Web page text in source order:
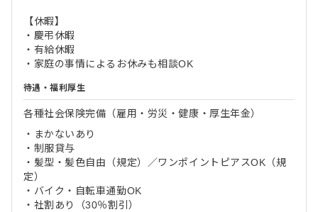
【休暇】
・慶弔休暇
・有給休暇
・家庭の事情によるお休みも相談OK
待遇・福利厚生
各種社会保険完備（雇用・労災・健康・厚生年金）
・まかないあり
・制服貸与
・髪型・髪色自由（規定）／ワンポイントピアスOK（規
定）
・バイク・自転車通勤OK
・社割あり（30％割引）